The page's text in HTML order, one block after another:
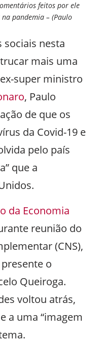
feitos por ele
pandemia – (Paulo
sociais nesta
mais uma
super ministro
, Paulo
de que os
da Covid-19 e
pelo país
que a
da Economia
reunião do
(CNS),
o
Queiroga.
voltou atrás,
a uma “imagem